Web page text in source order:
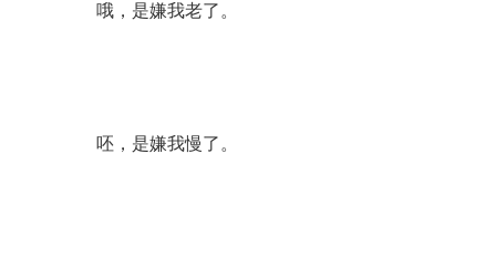
哦，是嫌我老了。
呸，是嫌我慢了。